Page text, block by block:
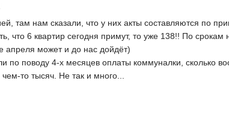
там нам сказали, что у них акты составляются по
что 6 квартир сегодня примут, то уже 138!! По
апреля может и до нас дойдёт)
по поводу 4-х месяцев оплаты коммуналки, сколько
то тысяч. Не так и много...